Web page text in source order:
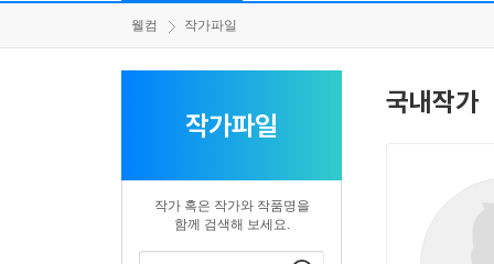
웰컴 작가파일
작가파일
작가 혹은 작가와 작품명을
함께 검색해 보세요.
국내작가